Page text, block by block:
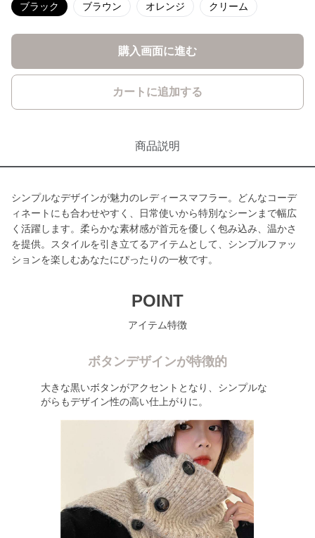
ブラック ブラウン オレンジ クリーム
購入画面に進む
カートに追加する
商品説明
シンプルなデザインが魅力のレディースマフラー。どんなコーデ
ィネートにも合わせやすく、日常使いから特別なシーンまで幅広
く活躍します。柔らかな素材感が首元を優しく包み込み、温かさ
を提供。スタイルを引き立てるアイテムとして、シンプルファッ
ションを楽しむあなたにぴったりの一枚です。
POINT
アイテム特徴
ボタンデザインが特徴的
大きな黒いボタンがアクセントとなり、シンプルな
がらもデザイン性の高い仕上がりに。